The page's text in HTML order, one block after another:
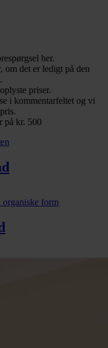
her.
om det er ledigt på den
priser.
i kommentarfeltet og vi
på kr. 500